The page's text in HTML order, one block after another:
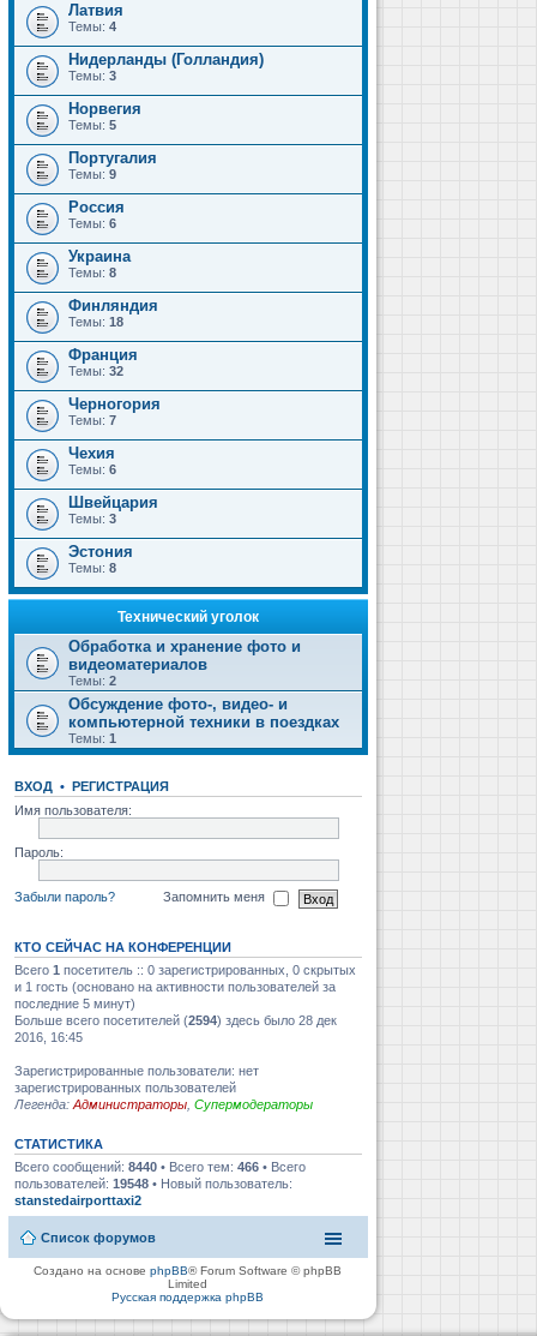
Латвия
Темы: 4
Нидерланды (Голландия)
Темы: 3
Норвегия
Темы: 5
Португалия
Темы: 9
Россия
Темы: 6
Украина
Темы: 8
Финляндия
Темы: 18
Франция
Темы: 32
Черногория
Темы: 7
Чехия
Темы: 6
Швейцария
Темы: 3
Эстония
Темы: 8
Технический уголок
Обработка и хранение фото и
видеоматериалов
Темы: 2
Обсуждение фото-, видео- и
компьютерной техники в поездках
Темы: 1
ВХОД • РЕГИСТРАЦИЯ
Имя пользователя:
Пароль:
Забыли пароль? Запомнить меня
КТО СЕЙЧАС НА КОНФЕРЕНЦИИ
Всего 1 посетитель :: 0 зарегистрированных, 0 скрытых
и 1 гость (основано на активности пользователей за
последние 5 минут)
Больше всего посетителей (2594) здесь было 28 дек
2016, 16:45
Зарегистрированные пользователи: нет
зарегистрированных пользователей
Легенда: Администраторы Супермодераторы
СТАТИСТИКА
Всего сообщений: 8440 • Всего тем: 466 • Всего
пользователей: 19548 • Новый пользователь:
stanstedairporttaxi2
Список форумов
Создано на основеphpBB® Forum Software © phpBB
Limited
Русская поддержка phpBB